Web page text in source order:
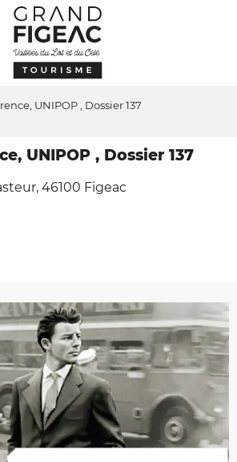
UNIPOP , Dossier 137
UNIPOP , Dossier 137
46100 Figeac
aux favoris